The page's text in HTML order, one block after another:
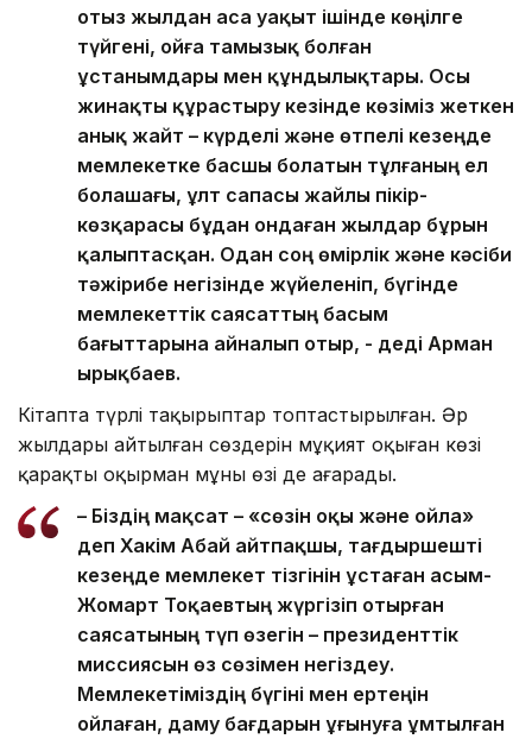
отыз жылдан аса уақыт ішінде көңілге
түйгені, ойға тамызық болған
ұстанымдары мен құндылықтары. Осы
жинақты құрастыру кезінде көзіміз жеткен
анық жайт – күрделі және өтпелі кезеңде
мемлекетке басшы болатын тұлғаның ел
болашағы, ұлт сапасы жайлы пікір-
көзқарасы бұдан ондаған жылдар бұрын
қалыптасқан. Одан соң өмірлік және кәсіби
тәжірибе негізінде жүйеленіп, бүгінде
мемлекеттік саясаттың басым
бағыттарына айналып отыр, - деді Арман
Қырықбаев.
Кітапта түрлі тақырыптар топтастырылған. Әр
жылдары айтылған сөздерін мұқият оқыған көзі
қарақты оқырман мұны өзі де аңғарады.
– Біздің мақсат – «сөзін оқы және ойла»
деп Хакім Абай айтпақшы, тағдыршешті
кезеңде мемлекет тізгінін ұстаған Қасым-
Жомарт Тоқаевтың жүргізіп отырған
саясатының түп өзегін – президенттік
миссиясын өз сөзімен негіздеу.
Мемлекетіміздің бүгіні мен ертеңін
ойлаған, даму бағдарын ұғынуға ұмтылған